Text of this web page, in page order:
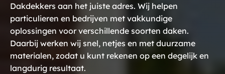
Dakdekkers aan het juiste adres. Wij helpen
particulieren en bedrijven met vakkundige
oplossingen voor verschillende soorten daken.
Daarbij werken wij snel, netjes en met duurzame
materialen, zodat u kunt rekenen op een degelijk en
langdurig resultaat.